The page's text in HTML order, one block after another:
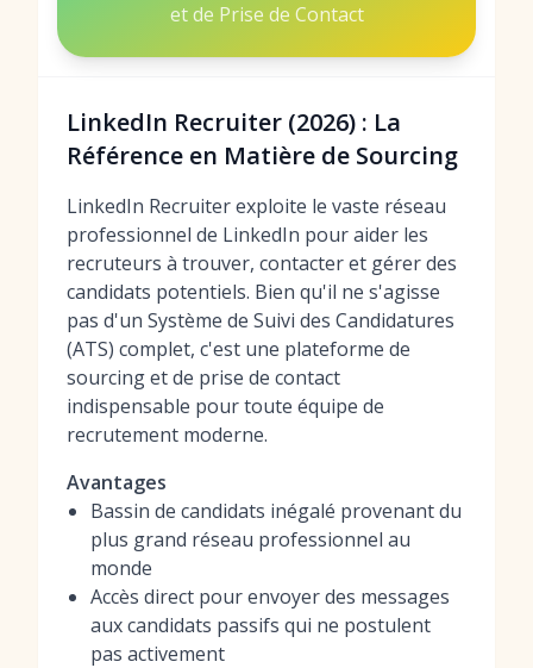
et de Prise de Contact
LinkedIn Recruiter (2026) : La
Référence en Matière de Sourcing
LinkedIn Recruiter exploite le vaste réseau
professionnel de LinkedIn pour aider les
recruteurs à trouver, contacter et gérer des
candidats potentiels. Bien qu'il ne s'agisse
pas d'un Système de Suivi des Candidatures
(ATS) complet, c'est une plateforme de
sourcing et de prise de contact
indispensable pour toute équipe de
recrutement moderne.
Avantages
Bassin de candidats inégalé provenant du
plus grand réseau professionnel au
monde
Accès direct pour envoyer des messages
aux candidats passifs qui ne postulent
pas activement